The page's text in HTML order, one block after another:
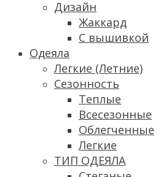
Дизайн
Жаккард
С вышивкой
Одеяла
Легкие (Летние)
Сезонность
Теплые
Всесезонные
Облегченные
Легкие
ТИП ОДЕЯЛА